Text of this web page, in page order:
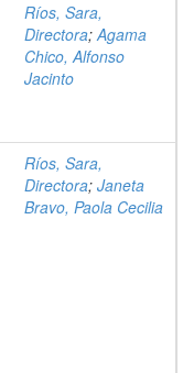
Ríos, Sara,
Directora;Agama
Chico, Alfonso
Jacinto
Ríos, Sara,
Directora; Janeta
Bravo, Paola Cecilia